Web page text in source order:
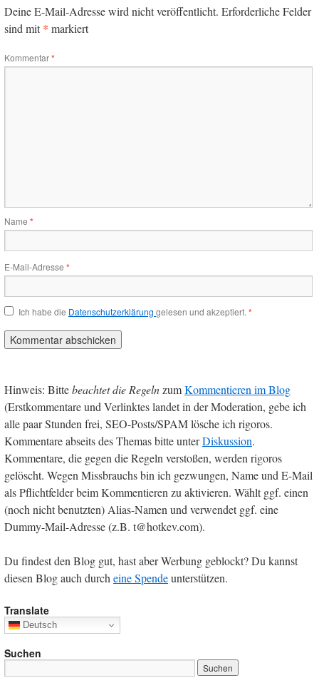
Deine E-Mail-Adresse wird nicht veröffentlicht. Erforderliche Felder
sind mit* markiert
Kommentar*
Name *
E-Mail-Adresse *
Ich habe die Datenschutzerklärung gelesen und akzeptiert.*
Hinweis: Bittebeachtet die RegelnzumKommentieren im Blog
(Erstkommentare und Verlinktes landet in der Moderation, gebe ich
alle paar Stunden frei, SEO-Posts/SPAM lösche ich rigoros.
Kommentare abseits des Themas bitte unterDiskussion.
Kommentare, die gegen die Regeln verstoßen, werden rigoros
gelöscht. Wegen Missbrauchs bin ich gezwungen, Name und E-Mail
als Pflichtfelder beim Kommentieren zu aktivieren. Wählt ggf. einen
(noch nicht benutzten) Alias-Namen und verwendet ggf. eine
Dummy-Mail-Adresse (z.B. t@hotkev.com).
Du findest den Blog gut, hast aber Werbung geblockt? Du kannst
diesen Blog auch durcheine Spendeunterstützen.
Translate
Deutsch
Suchen